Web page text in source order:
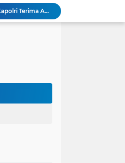
Bhabinkamtibmas Desa Karangpatihan Sambangi Kebun Bawang Merah Warga, Dukung Ketahanan Pangan
Kenang Jasa Pahlawan, Lapas Pemuda Madiun Gelar "Aksi Bersih Kemerdekaan" di Taman Makam Pahlawan
Muktamar XVI Tapak Suci Resmi Dibuka di Semarang, Kapolri Terima Anugerah Anggota Kehormatan